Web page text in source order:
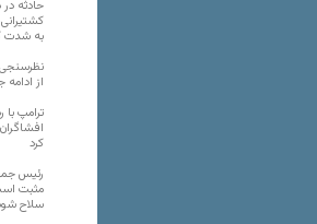
حادثه در
به شدت
از
ترامپ
کرد
رئیس‌
مثبت
سلاح